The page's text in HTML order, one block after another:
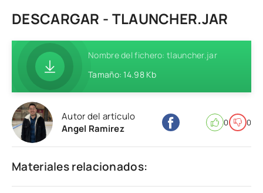
DESCARGAR - TLAUNCHER.JAR
Nombre del fichero: tlauncher.jar
Tamaño: 14.98 Kb
Autor del artículo
Angel Ramirez
0 0
Materiales relacionados: